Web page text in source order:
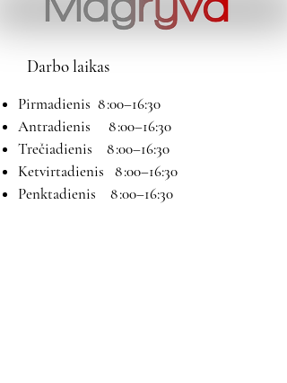
Darbo laikas
Pirmadienis 8 :00–16:30
Antradienis 8 :00–16:30
Trečiadienis 8 :00–16:30
Ketvirtadienis 8 :00–16:30
Penktadienis 8 :00–16:30